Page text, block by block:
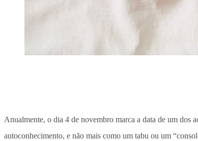
Anualmente, o dia 4 de novembro marca a data de um dos
autoconhecimento, e não mais como um tabu ou um